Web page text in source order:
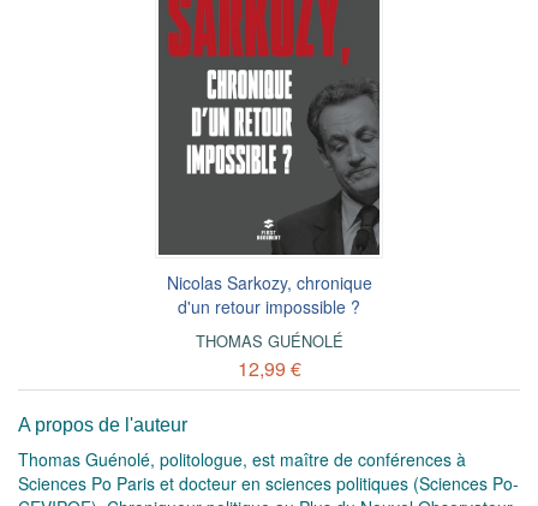
Nicolas Sarkozy, chronique
d'un retour impossible ?
THOMAS GUÉNOLÉ
12,99 €
A propos de l'auteur
Thomas Guénolé, politologue, est maître de conférences à
Sciences Po Paris et docteur en sciences politiques (Sciences Po-